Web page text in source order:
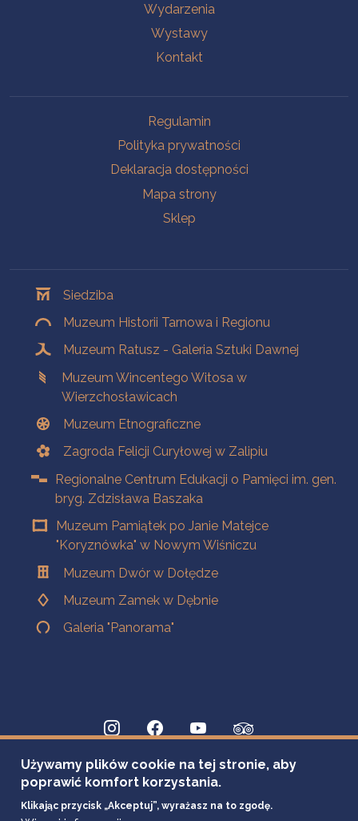
Wydarzenia
Wystawy
Kontakt
Regulamin
Polityka prywatności
Deklaracja dostępności
Mapa strony
Sklep
Siedziba
Muzeum Historii Tarnowa i Regionu
Muzeum Ratusz - Galeria Sztuki Dawnej
Muzeum Wincentego Witosa w
Wierzchosławicach
Muzeum Etnograficzne
Zagroda Felicji Curyłowej w Zalipiu
Regionalne Centrum Edukacji o Pamięci im. gen.
bryg. Zdzisława Baszaka
Muzeum Pamiątek po Janie Matejce
"Koryznówka" w Nowym Wiśniczu
Muzeum Dwór w Dołędze
Muzeum Zamek w Dębnie
Galeria "Panorama"
Używamy plików cookie na tej stronie, aby
poprawić komfort korzystania.
Klikając przycisk „Akceptuj”, wyrażasz na to zgodę.